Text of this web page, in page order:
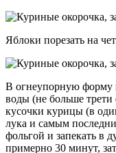
Яблоки порезать на
В огнеупорную форму
воды (не больше трети
кусочки курицы (в
лука и самым
фольгой и запекать в
примерно 30 минут,